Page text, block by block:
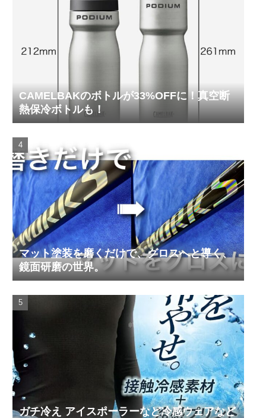
CAMELBAKのボトルが33%OFFに！真空断
熱保冷ボトルも！
マット塗装を磨くだけで、グロスへと導く、
鏡面研磨の世界。
ガチ冷え アイスポーラーなど冷感ウェアなど